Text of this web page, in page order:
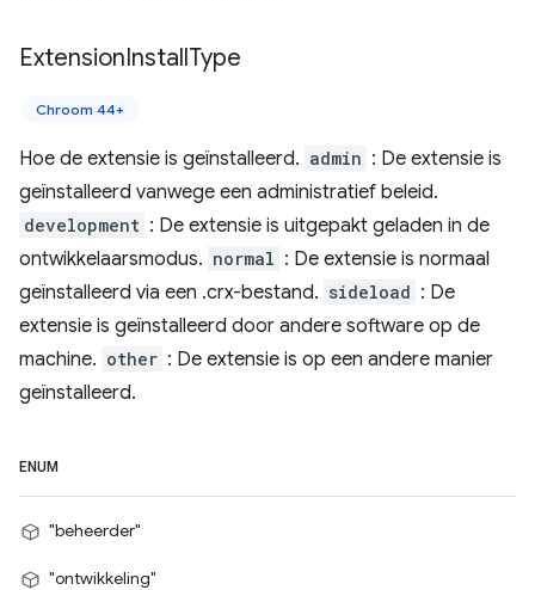
ExtensionInstallType
Chroom 44+
Hoe de extensie is geïnstalleerd. admin : De extensie is
geïnstalleerd vanwege een administratief beleid.
development : De extensie is uitgepakt geladen in de
ontwikkelaarsmodus. normal : De extensie is normaal
geïnstalleerd via een .crx-bestand. sideload : De
extensie is geïnstalleerd door andere software op de
machine. other : De extensie is op een andere manier
geïnstalleerd.
ENUM
"beheerder"
"ontwikkeling"